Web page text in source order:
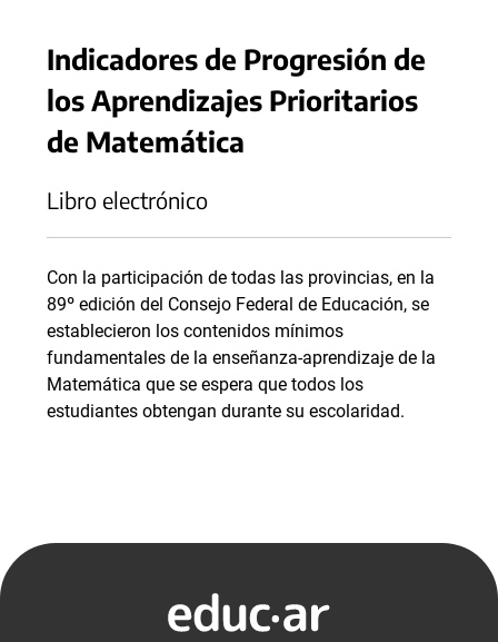
Indicadores de Progresión de
los Aprendizajes Prioritarios
de Matemática
Libro electrónico
Con la participación de todas las provincias, en la
89º edición del Consejo Federal de Educación, se
establecieron los contenidos mínimos
fundamentales de la enseñanza-aprendizaje de la
Matemática que se espera que todos los
estudiantes obtengan durante su escolaridad.